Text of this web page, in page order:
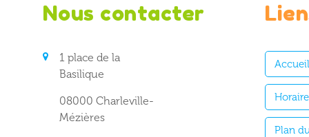
Nous contacter
1 place de la
Basilique
08000 Charleville-
Mézières
Plan